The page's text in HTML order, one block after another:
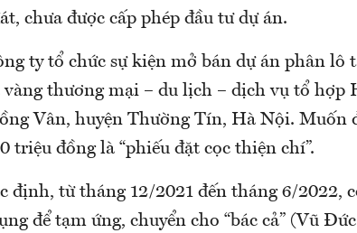
chưa được cấp phép đầu tư dự án.
ty tổ chức sự kiện mở bán dự án phân lô
vàng thương mại – du lịch – dịch vụ tổ hợp
Vân, huyện Thường Tín, Hà Nội. Muốn
triệu đồng là “phiếu đặt cọc thiện chí”.
định, từ tháng 12/2021 đến tháng 6/2022,
để tạm ứng, chuyển cho “bác cả” (Vũ